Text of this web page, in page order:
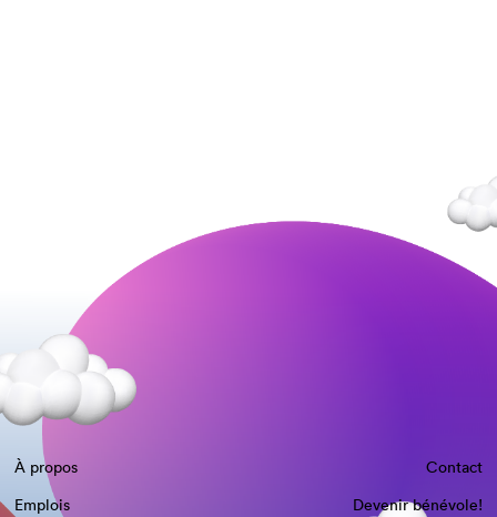
À propos
Contact
Emplois
Devenir bénévole!